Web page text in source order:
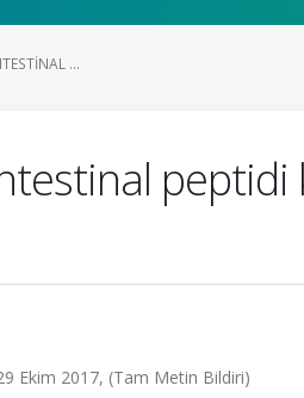
...
Ekim 2017, (Tam Metin Bildiri)